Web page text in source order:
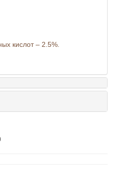
кислот – 2.5%.